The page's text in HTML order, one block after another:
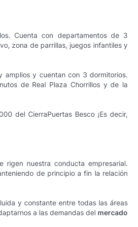
Cuenta con departamentos de 3
zona de parrillas, juegos infantiles y
amplios y cuentan con 3 dormitorios.
de Real Plaza Chorrillos y de la
del CierraPuertas Besco ¡Es decir,
nuestra conducta empresarial.
de principio a fin la relación
y constante entre todas las áreas
a las demandas del mercado